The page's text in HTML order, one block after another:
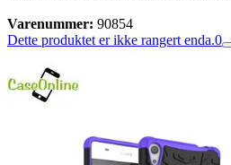
Varenummer: 90854
Dette produktet er ikke rangert enda.0